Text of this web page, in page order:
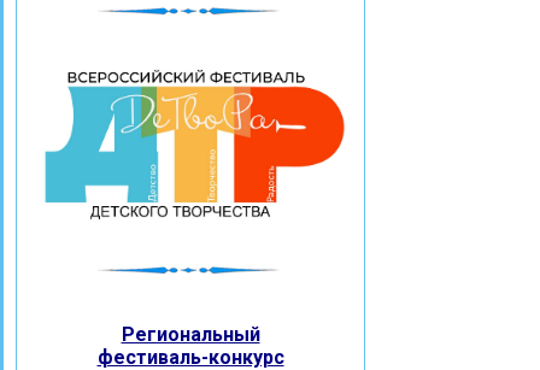
Региональный
фестиваль-конкурс